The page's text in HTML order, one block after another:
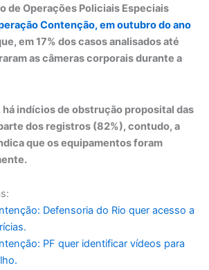
de Operações Policiais Especiais
Contenção, em outubro do ano
em 17% dos casos analisados até
as câmeras corporais durante a
há indícios de obstrução proposital das
dos registros (82%), contudo, a
que os equipamentos foram
Defensoria do Rio quer acesso a
PF quer identificar vídeos para